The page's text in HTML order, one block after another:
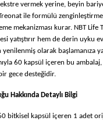
vermek yerine, beyin
ile formülü
mekanizması kurar. NBT Life
yatıştırır hem de derin uyku
olarak başlamanıza
60 kapsül içeren bu ambalaj,
gece desteğidir.
Hakkında Detaylı Bilgi
60 bitkisel kapsül içeren 1 adet